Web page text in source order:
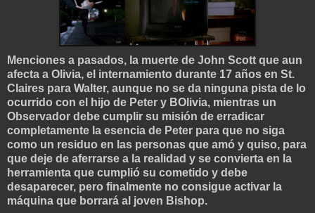
Menciones a pasados, la muerte de John Scott que aun
afecta a Olivia, el internamiento durante 17 años en St.
Claires para Walter, aunque no se da ninguna pista de lo
ocurrido con el hijo de Peter y BOlivia, mientras un
Observador debe cumplir su misión de erradicar
completamente la esencia de Peter para que no siga
como un residuo en las personas que amó y quiso, para
que deje de aferrarse a la realidad y se convierta en la
herramienta que cumplió su cometido y debe
desaparecer, pero finalmente no consigue activar la
máquina que borrará al joven Bishop.